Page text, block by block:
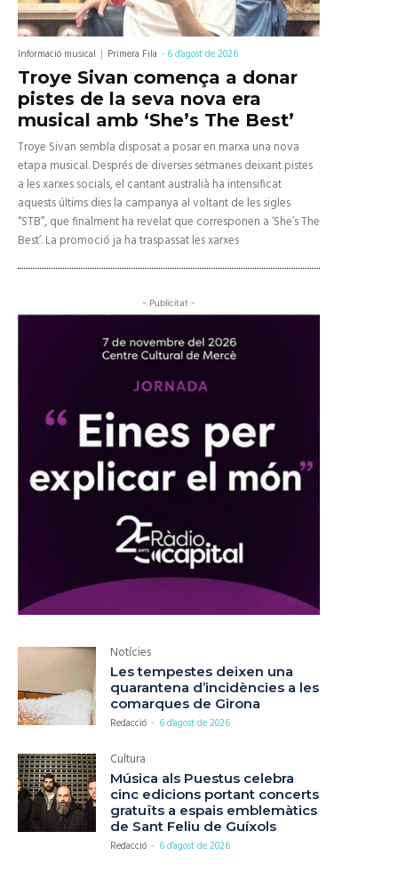
Informació musical Primera Fila -6 d'agost de 2026
Troye Sivan comença a donar
pistes de la seva nova era
musical amb ‘She’s The Best’
Troye Sivan sembla disposat a posar en marxa una nova
etapa musical. Després de diverses setmanes deixant pistes
a les xarxes socials, el cantant australià ha intensificat
aquests últims dies la campanya al voltant de les sigles
“STB”, que finalment ha revelat que corresponen a ‘She’s The
Best’. La promoció ja ha traspassat les xarxes
- Publicitat -
Notícies
Les tempestes deixen una
quarantena d’incidències a les
comarques de Girona
Redacció - 6 d'agost de 2026
Cultura
Música als Puestus celebra
cinc edicions portant concerts
gratuïts a espais emblemàtics
de Sant Feliu de Guíxols
Redacció - 6 d'agost de 2026